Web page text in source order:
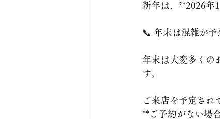
新年は、**2026年
📞 年末は混雑が予
年末は大変多くの
す。
ご来店を予定され
**ご予約がない場